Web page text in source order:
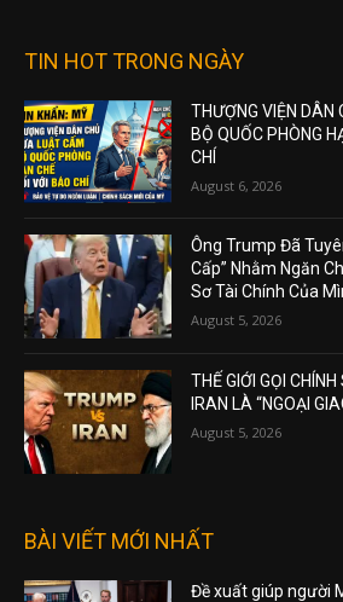
TIN HOT TRONG NGÀY
THƯỢNG VIỆN DÂN
BỘ QUỐC PHÒNG
CHÍ
August 6, 2026
Ông Trump Đã
Cấp” Nhằm Ngăn
Sơ Tài Chính Của
August 5, 2026
THẾ GIỚI GỌI
IRAN LÀ “NGOẠI
August 5, 2026
BÀI VIẾT MỚI NHẤT
Đề xuất giúp người